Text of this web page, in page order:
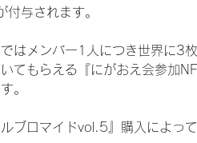
与されます。
はメンバー1人につき世界に3
てもらえる『にがおえ会参加
。
ブロマイドvol.5』購入によっ